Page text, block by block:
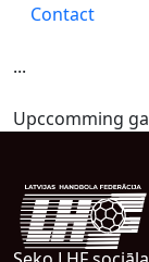
Contact
...
Upccomming